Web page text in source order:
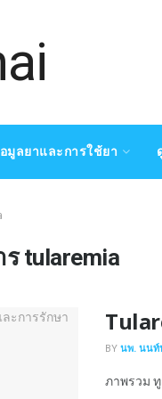
มูลยาและการใช้ยา
ร tularemia
BY นพ. นนท์
ภาพรวม ทู